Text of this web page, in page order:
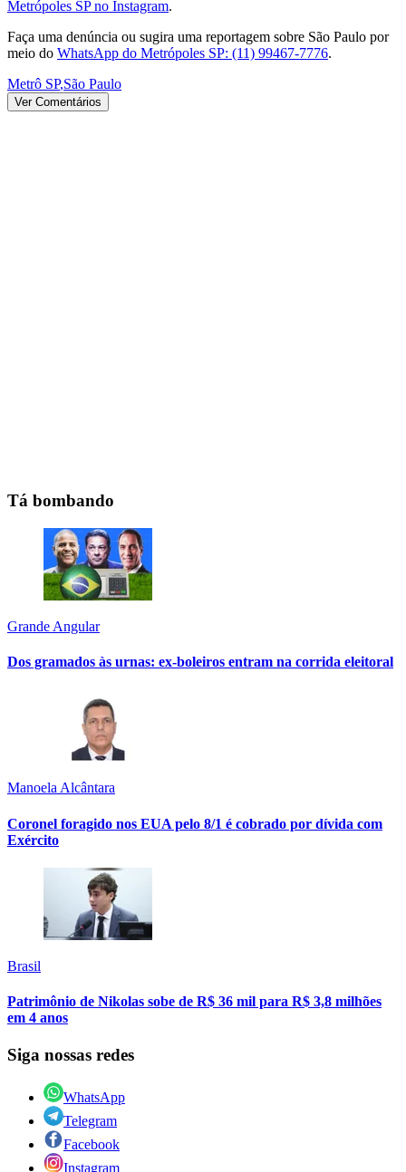
Metrópoles SP no Instagram.
Faça uma denúncia ou sugira uma reportagem sobre São Paulo por
meio do WhatsApp do Metrópoles SP: (11) 99467-7776.
Metrô SP,São Paulo
Ver Comentários
Tá bombando
Grande Angular
Dos gramados às urnas: ex-boleiros entram na corrida eleitoral
Manoela Alcântara
Coronel foragido nos EUA pelo 8/1 é cobrado por dívida com
Exército
Brasil
Patrimônio de Nikolas sobe de R$ 36 mil para R$ 3,8 milhões
em 4 anos
Siga nossas redes
WhatsApp
Telegram
Facebook
Instagram